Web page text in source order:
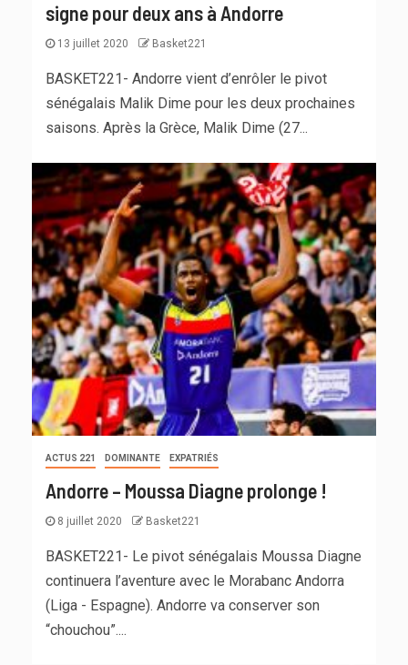
signe pour deux ans à Andorre
13 juillet 2020 Basket221
BASKET221- Andorre vient d’enrôler le pivot
sénégalais Malik Dime pour les deux prochaines
saisons. Après la Grèce, Malik Dime (27...
ACTUS 221 DOMINANTE EXPATRIÉS
Andorre – Moussa Diagne prolonge !
8 juillet 2020 Basket221
BASKET221- Le pivot sénégalais Moussa Diagne
continuera l’aventure avec le Morabanc Andorra
(Liga - Espagne). Andorre va conserver son
“chouchou”....